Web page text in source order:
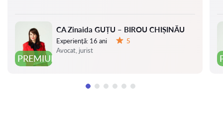
PREMIUM
CA Zinaida GUȚU – BIROU CHIȘINĂU
Experiență: 16 ani
5
Avocat, jurist